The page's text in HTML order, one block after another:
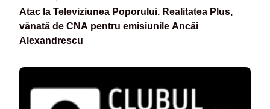
Atac la Televiziunea Poporului. Realitatea Plus,
vânată de CNA pentru emisiunile Ancăi
Alexandrescu